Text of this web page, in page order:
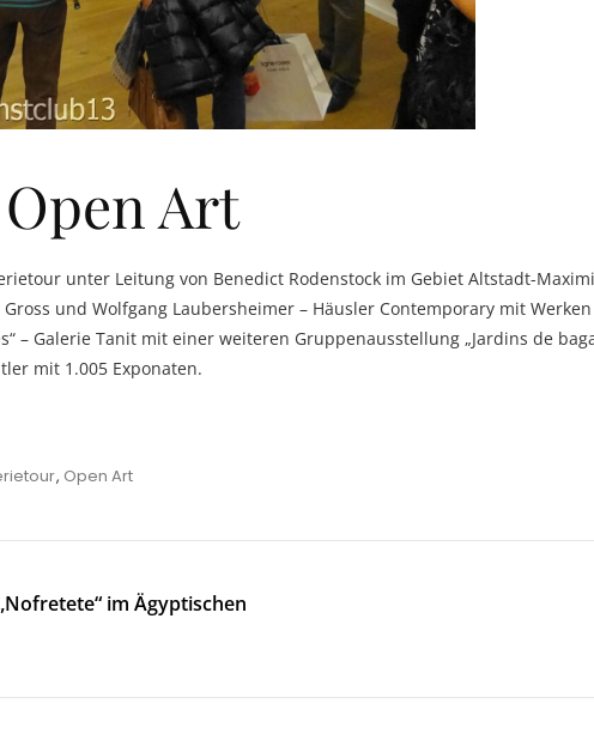
Art
unter Leitung von Benedict Rodenstock im Gebiet Altstadt-
und Wolfgang Laubersheimer – Häusler Contemporary mit
– Galerie Tanit mit einer weiteren Gruppenausstellung „Jardins de
mit 1.005 Exponaten.
, Open Art
im Ägyptischen